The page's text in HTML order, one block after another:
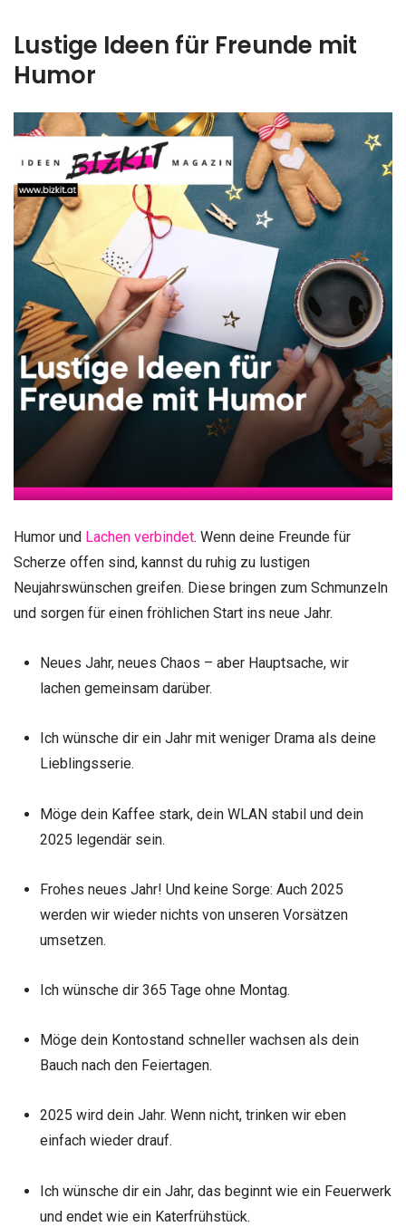
Lustige Ideen für Freunde mit
Humor
Humor und Lachen verbindet. Wenn deine Freunde für
Scherze offen sind, kannst du ruhig zu lustigen
Neujahrswünschen greifen. Diese bringen zum Schmunzeln
und sorgen für einen fröhlichen Start ins neue Jahr.
Neues Jahr, neues Chaos – aber Hauptsache, wir
lachen gemeinsam darüber.
Ich wünsche dir ein Jahr mit weniger Drama als deine
Lieblingsserie.
Möge dein Kaffee stark, dein WLAN stabil und dein
2025 legendär sein.
Frohes neues Jahr! Und keine Sorge: Auch 2025
werden wir wieder nichts von unseren Vorsätzen
umsetzen.
Ich wünsche dir 365 Tage ohne Montag.
Möge dein Kontostand schneller wachsen als dein
Bauch nach den Feiertagen.
2025 wird dein Jahr. Wenn nicht, trinken wir eben
einfach wieder drauf.
Ich wünsche dir ein Jahr, das beginnt wie ein Feuerwerk
und endet wie ein Katerfrühstück.